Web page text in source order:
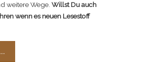
weitere Wege.Willst Du auch
wenn es neuen Lesestoff